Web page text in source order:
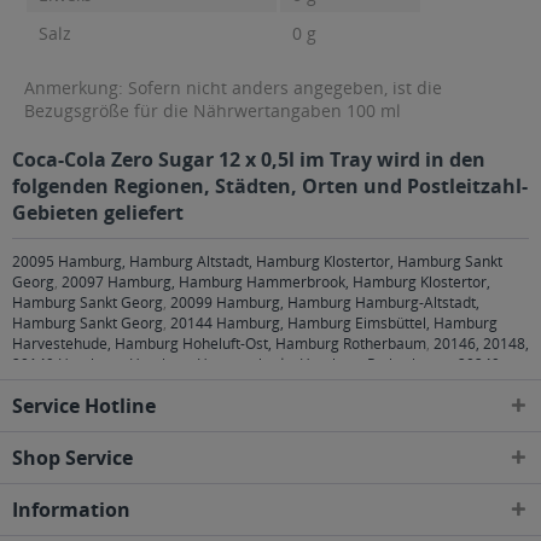
Salz
0 g
Anmerkung: Sofern nicht anders angegeben, ist die
Bezugsgröße für die Nährwertangaben 100 ml
Coca-Cola Zero Sugar 12 x 0,5l im Tray wird in den
folgenden Regionen, Städten, Orten und Postleitzahl-
Gebieten geliefert
20095 Hamburg, Hamburg Altstadt, Hamburg Klostertor, Hamburg Sankt
Georg, 20097 Hamburg, Hamburg Hammerbrook, Hamburg Klostertor,
Hamburg Sankt Georg, 20099 Hamburg, Hamburg Hamburg-Altstadt,
Hamburg Sankt Georg, 20144 Hamburg, Hamburg Eimsbüttel, Hamburg
Harvestehude, Hamburg Hoheluft-Ost, Hamburg Rotherbaum, 20146, 20148,
20149 Hamburg, Hamburg Harvestehude, Hamburg Rotherbaum
20249
Ost, Hamburg Winterhude
20251 Hamburg, Hamburg Alsterdorf, Hamburg
Hamburg Harvestehude, Hamburg Hoheluft-Ost, Hamburg Hoheluft-West,
Hamburg Lokstedt
Hamburg Altona-Nord, Hamburg Eimsbüttel
Service Hotline
Shop Service
Information